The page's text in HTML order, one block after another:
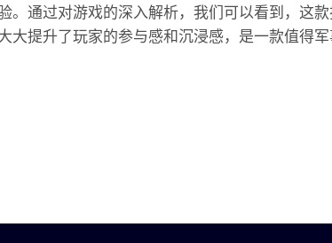
。通过对游戏的深入解析，我们可以看到，这
大提升了玩家的参与感和沉浸感，是一款值得